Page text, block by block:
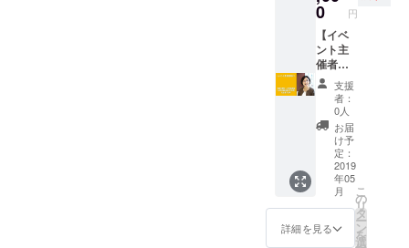
ど裏側
を教え
て？ ・
Change
.org(電
子署
名）の
募集文
を一緒
に考え
てほし
い ・ア
ドボカ
シー活
私一人
るイベ
2月：私
たちに
もでき
る政治
参加
6月：幅
広い層
を巻き
込むイ
ベント
を企画
中（予
定）
10月：
事はど
うした
らいい
のか？
など、
今キャ
リアの
壁にあ
たって
いる方
向けの
リター
ンで
す。 ※
お届け
後から1
り、無
料開催
のイベ
ントも
ありま
すの
で、予
めご了
承くだ
さい）
⑦イベ
ント年
間動画
視聴権
miraco
では、
以下の
～2020
年3月31
日）＋
イベン
トの配
布物へ
の企業
名掲載
※ご協賛
企業と
して社
名を明
記する
こと
で、
「子育
てしや
0 円
【イベ
ント主
催者様
向け】
代表の
天野妙
の1.5時
間講義
「女性
活躍と
働き方
改革講
座」を
主催す
る権
支援
者：
0人
お届
け予
定：
2019
年05
月
詳細を見る
こ
の
リ
タ
ー
ン
を
選